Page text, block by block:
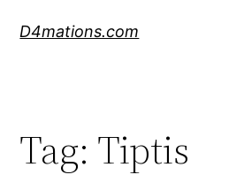
D4mations.com
Tag: Tiptis